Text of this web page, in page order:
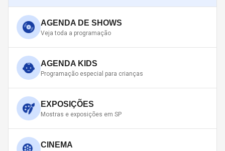
AGENDA DE SHOWS
Veja toda a programação
AGENDA KIDS
Programação especial para crianças
EXPOSIÇÕES
Mostras e exposições em SP
CINEMA